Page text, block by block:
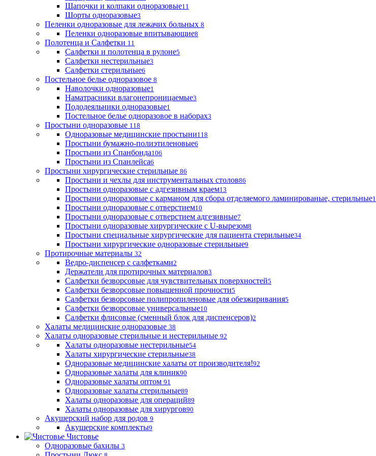
Шапочки и колпаки одноразовые11
Шорты одноразовые3
Пеленки одноразовые для лежачих больных 8
Пеленки одноразовые впитывающие8
Полотенца и Салфетки 11
Салфетки и полотенца в рулоне5
Салфетки нестерильные3
Салфетки стерильные6
Постельное белье одноразовое 8
Наволочки одноразовые1
Наматрасники влагонепроницаемые3
Пододеяльники одноразовые1
Постельное белье одноразовое в наборах3
Простыни одноразовые 118
Одноразовые медицинские простыни118
Простыни бумажно-полиэтиленовые6
Простыни из Спанбонда106
Простыни из Спанлейса6
Простыни хирургические стерильные 86
Простыни и чехлы для инструментальных столов86
Простыни одноразовые с адгезивным краем13
Простыни одноразовые с карманом для сбора отделяемого ламинированые, стерильные1
Простыни одноразовые с отверстием10
Простыни одноразовые с отверстием адгезивные7
Простыни одноразовые хирургические с U-вырезом8
Простыни специальные хирургические для пациента стерильные34
Простыни хирургические одноразовые стерильные9
Протирочные материалы 32
Ведро-диспенсер с салфетками2
Держатели для протирочных материалов3
Салфетки безворсовые для чувствительных поверхностей5
Салфетки безворсовые повышенной прочности5
Салфетки безворсовые полипропиленовые для обезжиривания5
Салфетки безворсовые универсальные10
Салфетки флисовые (сменный блок для диспенсеров)2
Халаты медицинские одноразовые 38
Халаты одноразовые стерильные и нестерильные 92
Халаты одноразовые нестерильные54
Халаты хирургические стерильные38
Одноразовые медицинские халаты от производителя!92
Одноразовые халаты для клиник90
Одноразовые халаты оптом 91
Одноразовые халаты стерильные89
Халаты одноразовые для операций89
Халаты одноразовые для хирургов90
Акушерский набор для родов 9
Акушерские комплекты9
Чистовье
Одноразовые бахилы 3